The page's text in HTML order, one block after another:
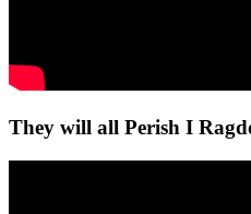
They will all Perish I